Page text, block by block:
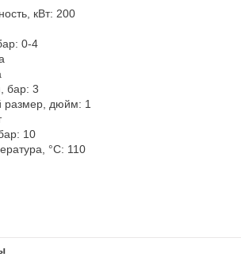
кВт: 200
0-4
бар: 3
размер, дюйм: 1
10
°С: 110